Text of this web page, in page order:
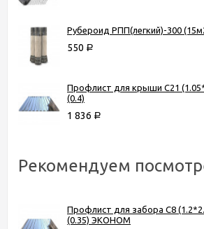
Рубероид РПП(легкий)-300
550 Р
Профлист для крыши С21
(0.4)
1 836 Р
Рекомендуем
Профлист для забора С8
(0.35) ЭКОНОМ